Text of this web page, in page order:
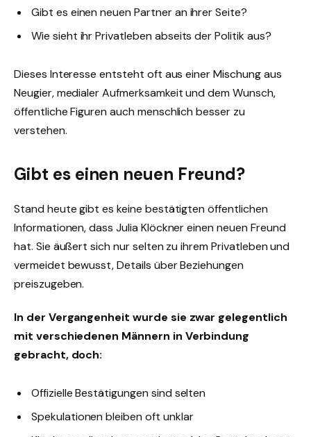
Gibt es einen neuen Partner an ihrer Seite?
Wie sieht ihr Privatleben abseits der Politik aus?
Dieses Interesse entsteht oft aus einer Mischung aus
Neugier, medialer Aufmerksamkeit und dem Wunsch,
öffentliche Figuren auch menschlich besser zu
verstehen.
Gibt es einen neuen Freund?
Stand heute gibt es keine bestätigten öffentlichen
Informationen, dass Julia Klöckner einen neuen Freund
hat. Sie äußert sich nur selten zu ihrem Privatleben und
vermeidet bewusst, Details über Beziehungen
preiszugeben.
In der Vergangenheit wurde sie zwar gelegentlich
mit verschiedenen Männern in Verbindung
gebracht, doch:
Offizielle Bestätigungen sind selten
Spekulationen bleiben oft unklar